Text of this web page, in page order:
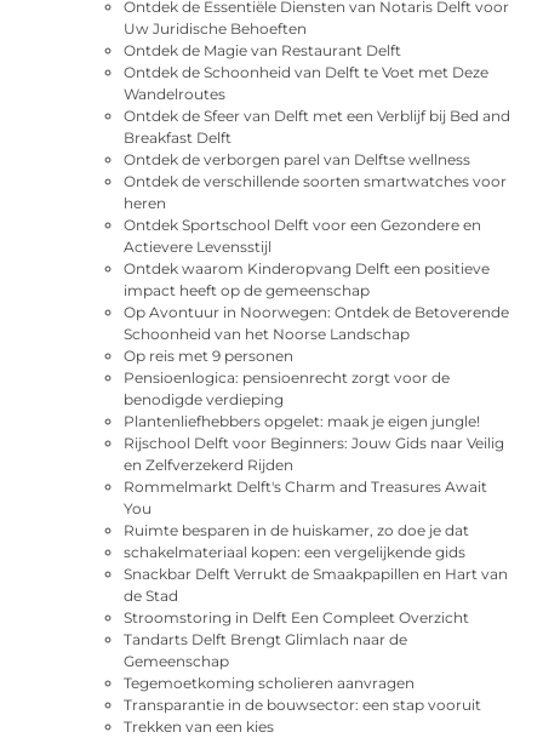
Ontdek de Essentiële Diensten van Notaris Delft voor
Uw Juridische Behoeften
Ontdek de Magie van Restaurant Delft
Ontdek de Schoonheid van Delft te Voet met Deze
Wandelroutes
Ontdek de Sfeer van Delft met een Verblijf bij Bed and
Breakfast Delft
Ontdek de verborgen parel van Delftse wellness
Ontdek de verschillende soorten smartwatches voor
heren
Ontdek Sportschool Delft voor een Gezondere en
Actievere Levensstijl
Ontdek waarom Kinderopvang Delft een positieve
impact heeft op de gemeenschap
Op Avontuur in Noorwegen: Ontdek de Betoverende
Schoonheid van het Noorse Landschap
Op reis met 9 personen
Pensioenlogica: pensioenrecht zorgt voor de
benodigde verdieping
Plantenliefhebbers opgelet: maak je eigen jungle!
Rijschool Delft voor Beginners: Jouw Gids naar Veilig
en Zelfverzekerd Rijden
Rommelmarkt Delft's Charm and Treasures Await
You
Ruimte besparen in de huiskamer, zo doe je dat
schakelmateriaal kopen: een vergelijkende gids
Snackbar Delft Verrukt de Smaakpapillen en Hart van
de Stad
Stroomstoring in Delft Een Compleet Overzicht
Tandarts Delft Brengt Glimlach naar de
Gemeenschap
Tegemoetkoming scholieren aanvragen
Transparantie in de bouwsector: een stap vooruit
Trekken van een kies